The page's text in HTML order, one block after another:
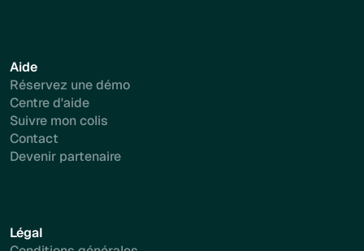
Aide
Réservez une démo
Centre d'aide
Suivre mon colis
Contact
Devenir partenaire
Légal